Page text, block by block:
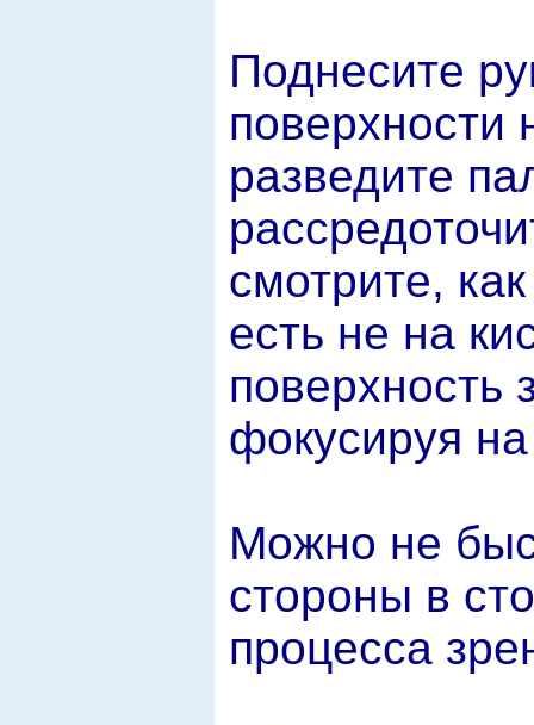
Поднесите
поверхности
разведите
смотрите,
есть не на
поверхность
фокусируя
Можно не
стороны в
процесса